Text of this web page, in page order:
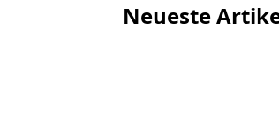
Neueste